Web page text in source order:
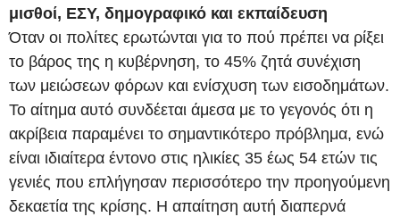
μισθοί, ΕΣΥ, δημογραφικό και εκπαίδευση
Όταν οι πολίτες ερωτώνται για το πού πρέπει να ρίξει
το βάρος της η κυβέρνηση, το 45% ζητά συνέχιση
των μειώσεων φόρων και ενίσχυση των εισοδημάτων.
Το αίτημα αυτό συνδέεται άμεσα με το γεγονός ότι η
ακρίβεια παραμένει το σημαντικότερο πρόβλημα, ενώ
είναι ιδιαίτερα έντονο στις ηλικίες 35 έως 54 ετών τις
γενιές που επλήγησαν περισσότερο την προηγούμενη
δεκαετία της κρίσης. Η απαίτηση αυτή διαπερνά